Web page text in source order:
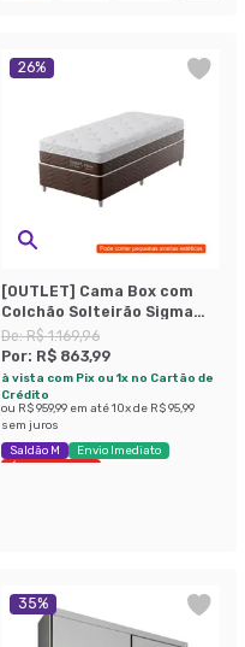
26%
[OUTLET] Cama Box com
Colchão Solteirão Sigma
Flow Anti Stress
(23x108x198)
De:R$ 1.169,96
Por: R$ 863,99
à vista com Pix ou 1x no Cartão de
Crédito
ou R$ 959,99 em até10x de R$ 95,99
sem juros
Saldão M
Envio Imediato
Últimas peças
35%